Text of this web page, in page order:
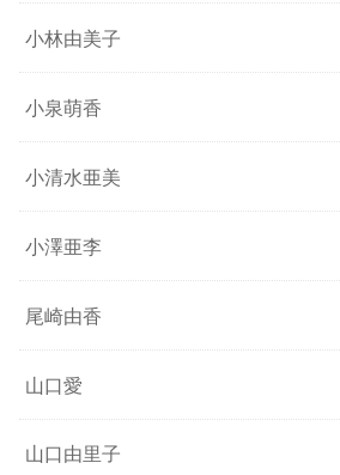
小林由美子
小泉萌香
小清水亜美
小澤亜李
尾崎由香
山口愛
山口由里子